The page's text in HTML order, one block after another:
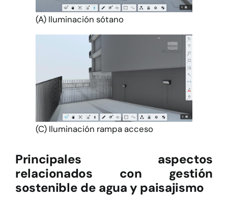
(A) Iluminación sótano
(C) Iluminación rampa acceso
Principales aspectos
relacionados con gestión
sostenible de agua y paisajismo